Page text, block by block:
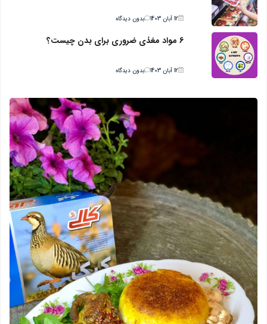
12 آبان 1403 بدون دیدگاه
6 مواد مغذی ضروری برای بدن چیست؟
12 آبان 1403 بدون دیدگاه